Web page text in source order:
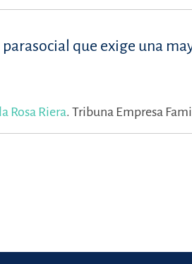
que exige una
Rosa Riera. Tribuna Empresa